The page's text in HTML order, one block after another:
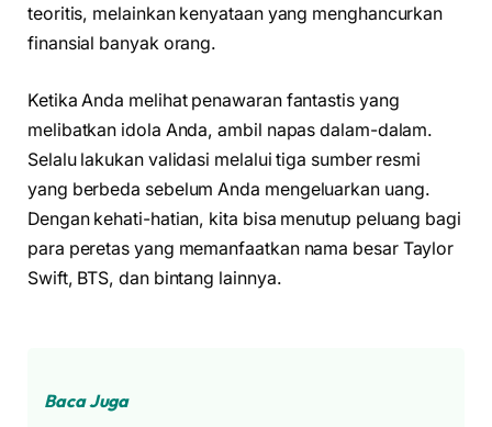
teoritis, melainkan kenyataan yang menghancurkan
finansial banyak orang.
Ketika Anda melihat penawaran fantastis yang
melibatkan idola Anda, ambil napas dalam-dalam.
Selalu lakukan validasi melalui tiga sumber resmi
yang berbeda sebelum Anda mengeluarkan uang.
Dengan kehati-hatian, kita bisa menutup peluang bagi
para peretas yang memanfaatkan nama besar Taylor
Swift, BTS, dan bintang lainnya.
Baca Juga